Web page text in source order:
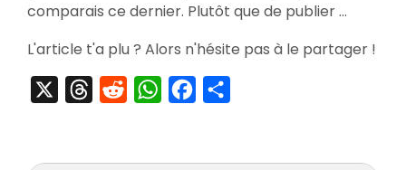
comparais ce dernier. Plutôt que de publier …
L'article t'a plu ? Alors n'hésite pas à le partager !
ThreadsRedditWhatsAppFacebook